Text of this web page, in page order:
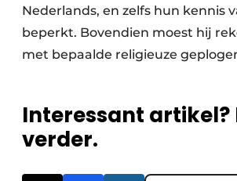
Nederlands, en zelfs hun kennis
beperkt. Bovendien moest hij
met bepaalde religieuze
Interessant artikel?
verder.